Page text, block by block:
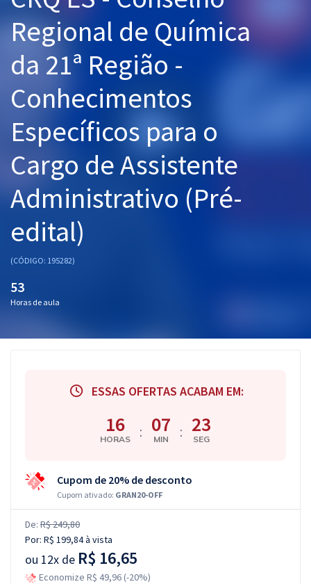
Graduação
Mentorias
Questões grátis
Conteúdo gratuito
Blog
Aprovados
Atendimento
Regional de Química
da 21ª Região -
Conhecimentos
Específicos para o
Cargo de Assistente
Administrativo (Pré-
edital)
(CÓDIGO: 195282)
53
Horas de aula
ESSAS OFERTAS ACABAM EM:
16
HORAS : 07
MIN : 22
SEG
Cupom de 20% de desconto
Cupom ativado: GRAN20-OFF
De: R$ 249,80
Por: R$ 199,84à vista
ou 12x de R$ 16,65
Economize R$ 49,96 (-20%)